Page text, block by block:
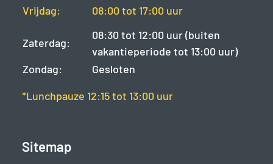
Vrijdag:
08:00 tot 17:00 uur
Zaterdag:
08:30 tot 12:00 uur (buiten
vakantieperiode tot 13:00 uur)
Zondag:
Gesloten
*Lunchpauze 12:15 tot 13:00 uur
Sitemap